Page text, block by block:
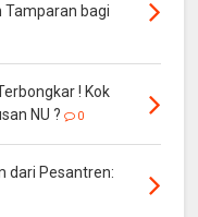
Tamparan bagi
! Kok
NU ?
0
dari Pesantren: